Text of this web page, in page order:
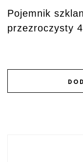
Pojemnik
przezroczysty